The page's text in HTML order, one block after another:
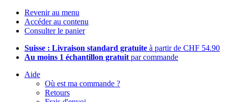
Revenir au menu
Accéder au contenu
Consulter le panier
Suisse : Livraison standard gratuite à partir de CHF 54.90
Au moins 1 échantillon gratuit par commande
Aide
Où est ma commande ?
Retours